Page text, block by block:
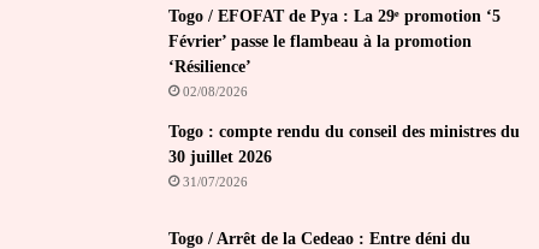
Togo / EFOFAT de Pya : La 29ᵉ promotion ‘5
Février’ passe le flambeau à la promotion
‘Résilience’
02/08/2026
Togo : compte rendu du conseil des ministres du
30 juillet 2026
31/07/2026
Togo / Arrêt de la Cedeao : Entre déni du